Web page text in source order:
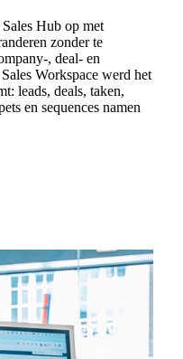
Hub op met
zonder te
, deal- en
Workspace werd het
leads, deals, taken,
en sequences namen